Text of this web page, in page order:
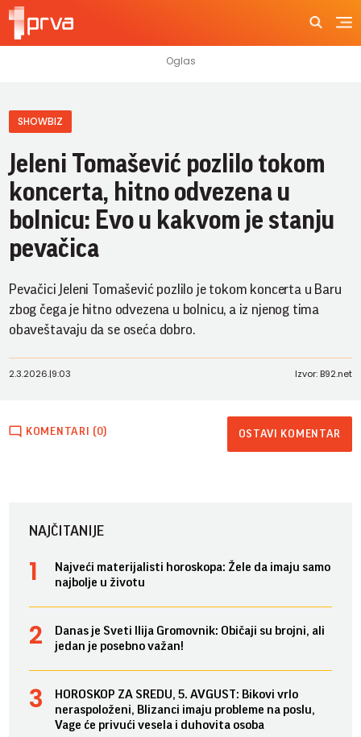
SHOWBIZ
Jeleni Tomašević pozlilo tokom
koncerta, hitno odvezena u
bolnicu: Evo u kakvom je stanju
pevačica
Pevačici Jeleni Tomašević pozlilo je tokom koncerta u Baru
zbog čega je hitno odvezena u bolnicu, a iz njenog tima
obaveštavaju da se oseća dobro.
2.3.2026.|9:03 Izvor: B92.net
KOMENTARI (0) OSTAVI KOMENTAR
NAJČITANIJE
Najveći materijalisti horoskopa: Žele da imaju samo
najbolje u životu
Danas je Sveti Ilija Gromovnik: Običaji su brojni, ali
jedan je posebno važan!
HOROSKOP ZA SREDU, 5. AVGUST: Bikovi vrlo
neraspoloženi, Blizanci imaju probleme na poslu,
Vage će privući vesela i duhovita osoba